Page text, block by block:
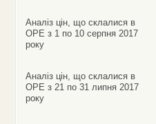
Аналіз цін, що склалися в
ОРЕ з 1 по 10 серпня 2017
року
Аналіз цін, що склалися в
ОРЕ з 21 по 31 липня 2017
року